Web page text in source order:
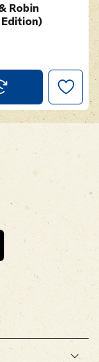
Robin